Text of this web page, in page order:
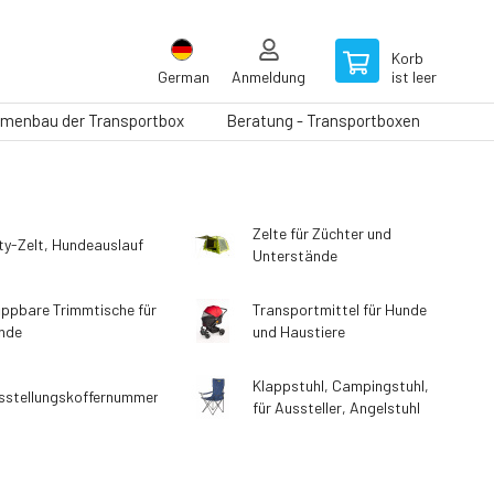
German Anmeldung
Korb
ist leer
der Transportbox Beratung - Transportboxen
Zelt, Hundeauslauf
Zelte für Züchter und
Unterstände
Trimmtische für
Transportmittel für Hunde
und Haustiere
Klappstuhl, Campingstuhl,
für Aussteller, Angelstuhl